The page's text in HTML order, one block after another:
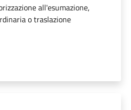
all'esumazione,
o traslazione